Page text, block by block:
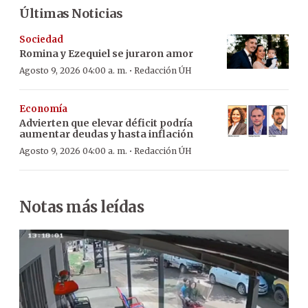
Últimas Noticias
Sociedad
Romina y Ezequiel se juraron amor
Agosto 9, 2026 04:00 a. m. · Redacción ÚH
Economía
Advierten que elevar déficit podría
aumentar deudas y hasta inflación
Agosto 9, 2026 04:00 a. m. · Redacción ÚH
Notas más leídas